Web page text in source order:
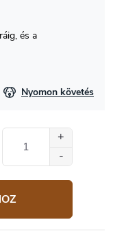
és a
Nyomon követés